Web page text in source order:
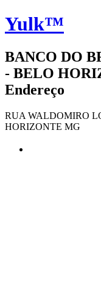
Yulk™
BANCO DO
- BELO
Endereço
RUA WALDOMIRO
HORIZONTE MG